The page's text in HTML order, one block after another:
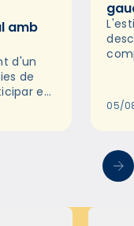
amb
d'un
de
en
05/